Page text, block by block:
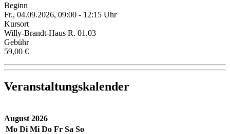
Beginn
Fr., 04.09.2026, 09:00 - 12:15 Uhr
Kursort
Willy-Brandt-Haus R. 01.03
Gebühr
59,00 €
Veranstaltungskalender
August 2026
Mo Di Mi Do Fr Sa So